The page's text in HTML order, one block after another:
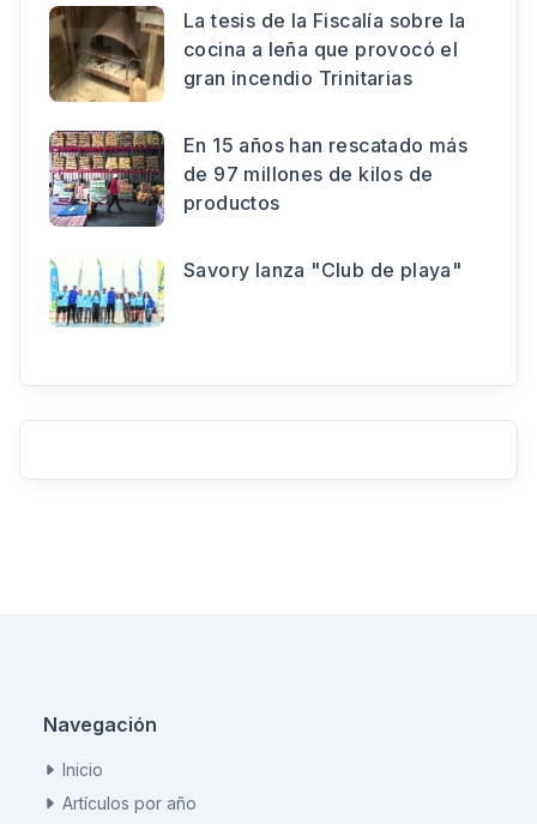
La tesis de la Fiscalía sobre la
cocina a leña que provocó el
gran incendio Trinitarias
En 15 años han rescatado más
de 97 millones de kilos de
productos
Savory lanza "Club de playa"
Navegación
Inicio
Artículos por año